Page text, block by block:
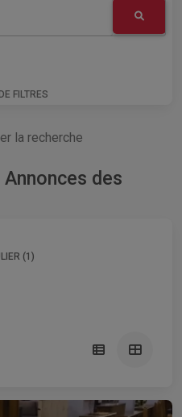
FILTRES
la recherche
des
(1)